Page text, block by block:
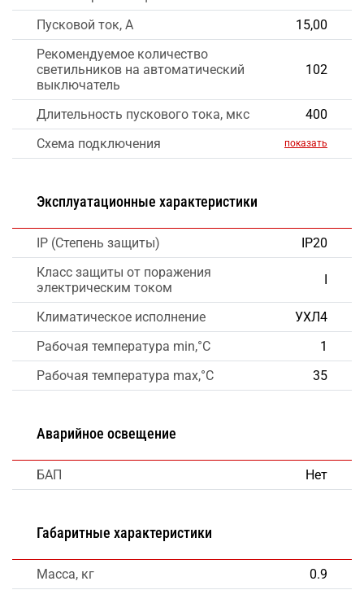
Пусковой ток, А
15,00
Рекомендуемое количество
светильников на автоматический
выключатель
102
Длительность пускового тока, мкс
400
Схема подключения
показать
Эксплуатационные характеристики
IP (Степень защиты)
IP20
Класс защиты от поражения
электрическим током
Климатическое исполнение
УХЛ4
Рабочая температура min,°C
1
Рабочая температура max,°C
35
Аварийное освещение
БАП Нет
Габаритные характеристики
Масса, кг
0.9